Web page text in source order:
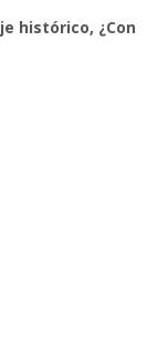
histórico, ¿Con